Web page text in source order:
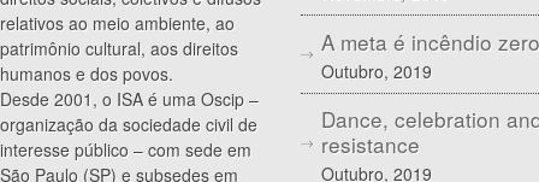
relativos ao meio ambiente, ao
patrimônio cultural, aos direitos
humanos e dos povos.
Desde 2001, o ISA é uma Oscip –
organização da sociedade civil de
interesse público – com sede em
São Paulo (SP) e subsedes em
A meta é incêndio zero
Outubro, 2019
Dance, celebration
resistance
Outubro, 2019